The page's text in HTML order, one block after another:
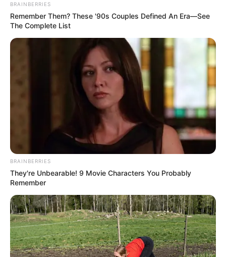
dan ingin membuktikan keyakinan itu pada orang lain.
Glass yang diusir dari kampusnya karena ada kesalahpahaman,
kemudian ingin melepaskan beban stressnya di klub malam yang
BRAINBERRIES
Remember Them? These '90s Couples Defined An Era—See
The Complete List
BRAINBERRIES
They're Unbearable! 9 Movie Characters You Probably
Remember